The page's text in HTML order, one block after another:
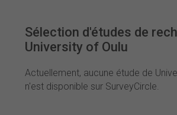
Sélection d'études de
University of Oulu
Actuellement, aucune étude de
n'est disponible sur SurveyCircle.